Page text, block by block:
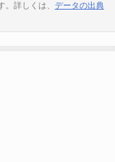
詳しくは、 データの出典